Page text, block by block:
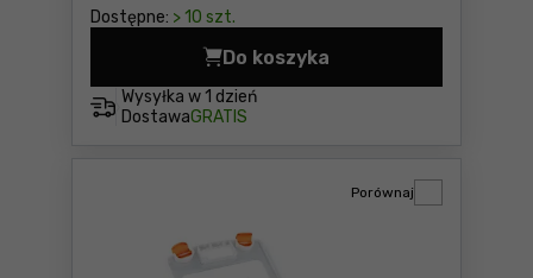
Dostępne: > 10 szt.
Wysyłka w 1 dzień
DostawaGRATIS
Do koszyka
Klucze nasadowe 1/4", 1/
Porównaj